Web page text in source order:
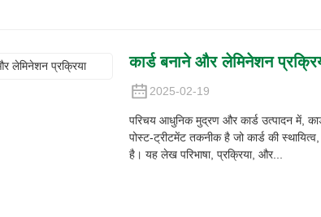
कार्ड बनाने और लेमिनेशन
2025-02-19
परिचय आधुनिक मुद्रण और कार्ड उत्पादन में,
पोस्ट-ट्रीटमेंट तकनीक है जो कार्ड की
है। यह लेख परिभाषा, प्रक्रिया, और...